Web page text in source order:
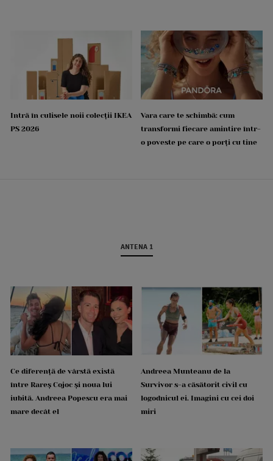
Intră în culisele noii colecții IKEA
PS 2026
Vara care te schimbă: cum
transformi fiecare amintire într-
o poveste pe care o porți cu tine
ANTENA 1
Ce diferență de vârstă există
între Rareș Cojoc și noua lui
iubită. Andreea Popescu era mai
mare decât el
Andreea Munteanu de la
Survivor s-a căsătorit civil cu
logodnicul ei. Imagini cu cei doi
miri